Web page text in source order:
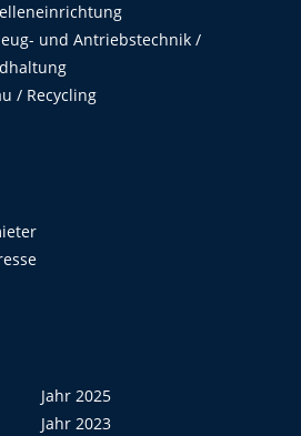
und Antriebstechnik /
/ Recycling
Jahr 2025
Jahr 2023